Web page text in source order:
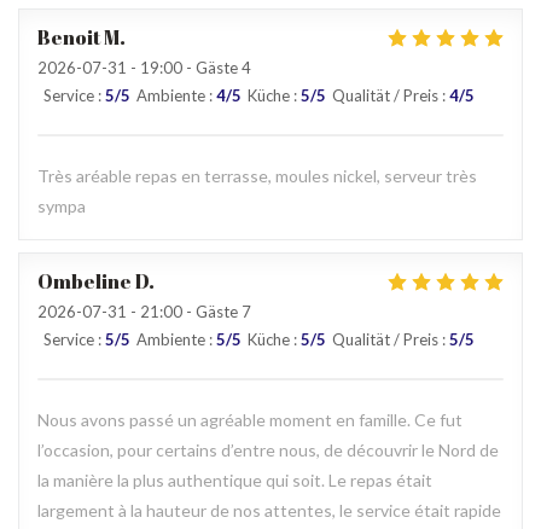
BenoitM
2026-07-31 - 19:00 - Gäste 4
Service :5/5 Ambiente :4/5 Küche :5/5 Qualität / Preis :4/5
Très aréable repas en terrasse, moules nickel, serveur très
sympa
OmbelineD
2026-07-31 - 21:00 - Gäste 7
Service :5/5 Ambiente :5/5 Küche :5/5 Qualität / Preis :5/5
Nous avons passé un agréable moment en famille. Ce fut
l’occasion, pour certains d’entre nous, de découvrir le Nord de
la manière la plus authentique qui soit. Le repas était
largement à la hauteur de nos attentes, le service était rapide